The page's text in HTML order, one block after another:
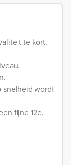
te kort.
snelheid wordt
fijne 12e,